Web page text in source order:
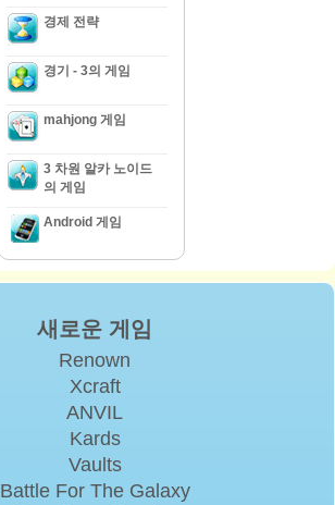
경제 전략
경기 - 3의 게임
mahjong 게임
3 차원 알카 노이드
의 게임
Android 게임
새로운 게임
Renown
Xcraft
ANVIL
Kards
Vaults
Battle For The Galaxy